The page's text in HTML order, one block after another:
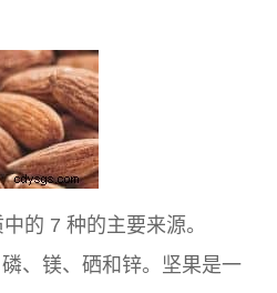
的 7 种的主要来源。
、镁、硒和锌。坚果是一